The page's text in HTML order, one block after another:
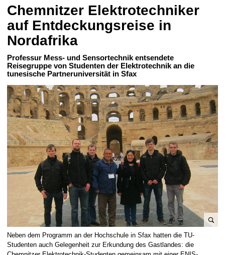
u
f
e
n
Chemnitzer Elektrotechniker
auf Entdeckungsreise in
Nordafrika
Professur Mess- und Sensortechnik entsendete
Reisegruppe von Studenten der Elektrotechnik an die
tunesische Partneruniversität in Sfax
i
Neben dem Programm an der Hochschule in Sfax hatten die TU-
Studenten auch Gelegenheit zur Erkundung des Gastlandes: die